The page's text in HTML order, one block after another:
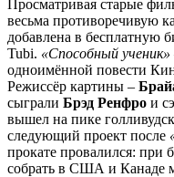
Просматривая старые
весьма противоречивую
добавлена в бесплатную
Tubi. «Способный ученик»
одноимённой повести
Режиссёр картины –
сыграли Брэд Ренфро и
вышел на пике
следующий проект после
прокате провалился: при
собрать в США и Канаде